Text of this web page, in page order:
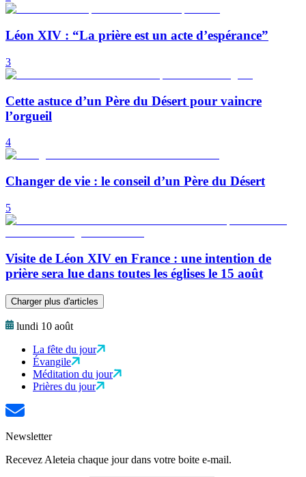
Léon XIV : “La prière est un acte d’espérance”
3
Cette astuce d’un Père du Désert pour vaincre
l’orgueil
4
Changer de vie : le conseil d’un Père du Désert
5
Visite de Léon XIV en France : une intention de
prière sera lue dans toutes les églises le 15 août
Charger plus d'articles
lundi 10 août
La fête du jour
Évangile
Méditation du jour
Prières du jour
Newsletter
Recevez Aleteia chaque jour dans votre boite e-mail.